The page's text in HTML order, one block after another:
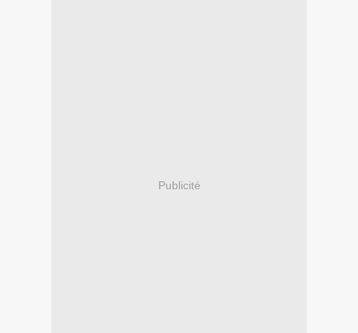
Publicité